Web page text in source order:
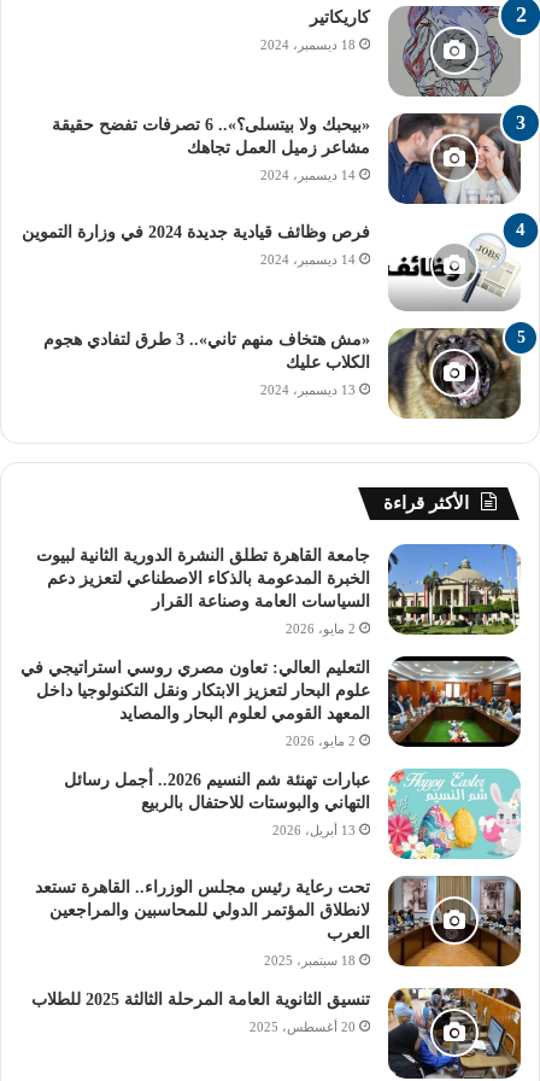
2025.
تبدأ امتحانات الفصل الدراسي الأول يوم السبت 11 يناير 2025.
يوم الخميس 5 يونيو 2025.
مايو 2025.
آليات التوزيع أولياء الأمور الأعباء المالية
التعديلات المناهج
الكتب الخارجية الكتب المدرسية
المدارس الخاصة الوزارة تسليم التابلت
طلاب الصف الأول الثانوي
طلاب الصف الثاني الثانوي
كاريكاتير
18 ديسمبر، 2024
«بيحبك ولا بيتسلى؟».. 6 تصرفات تفضح حقيقة
مشاعر زميل العمل تجاهك
14 ديسمبر، 2024
فرص وظائف قيادية جديدة 2024 في وزارة التموين
14 ديسمبر، 2024
«مش هتخاف منهم تاني».. 3 طرق لتفادي هجوم
الكلاب عليك
13 ديسمبر، 2024
الأكثر قراءة
جامعة القاهرة تطلق النشرة الدورية الثانية لبيوت
الخبرة المدعومة بالذكاء الاصطناعي لتعزيز دعم
السياسات العامة وصناعة القرار
2 مايو، 2026
التعليم العالي: تعاون مصري روسي استراتيجي في
علوم البحار لتعزيز الابتكار ونقل التكنولوجيا داخل
المعهد القومي لعلوم البحار والمصايد
2 مايو، 2026
عبارات تهنئة شم النسيم 2026.. أجمل رسائل
التهاني والبوستات للاحتفال بالربيع
13 أبريل، 2026
تحت رعاية رئيس مجلس الوزراء.. القاهرة تستعد
لانطلاق المؤتمر الدولي للمحاسبين والمراجعين
العرب
18 سبتمبر، 2025
تنسيق الثانوية العامة المرحلة الثالثة 2025 للطلاب
20 أغسطس، 2025